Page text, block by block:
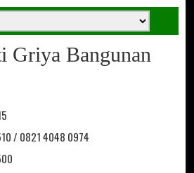
Griya Bangunan
/ 0821 4048 0974